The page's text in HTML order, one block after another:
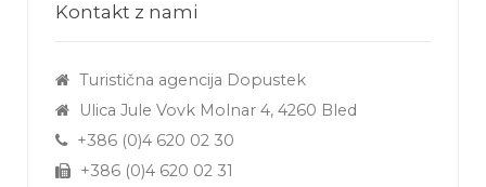
Kontakt z nami
Turistična agencija Dopustek
Ulica Jule Vovk Molnar 4, 4260 Bled
+386 (0)4 620 02 30
+386 (0)4 620 02 31